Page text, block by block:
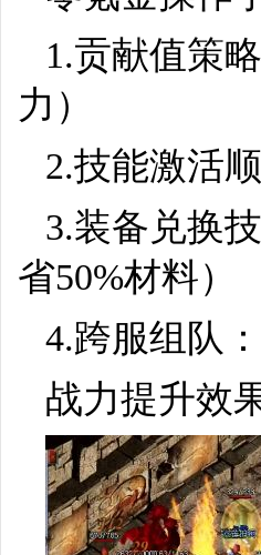
1.贡献值策
力）
2.技能激活
3.装备兑换
省50%材料）
4.跨服组队
战力提升效